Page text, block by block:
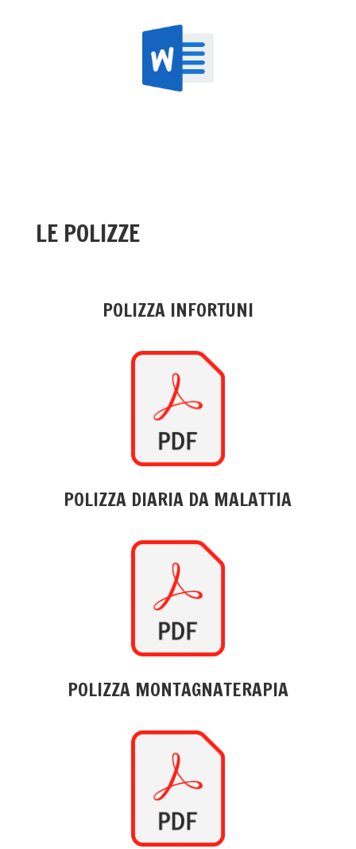
LE POLIZZE
POLIZZA INFORTUNI
POLIZZA DIARIA DA MALATTIA
POLIZZA MONTAGNATERAPIA